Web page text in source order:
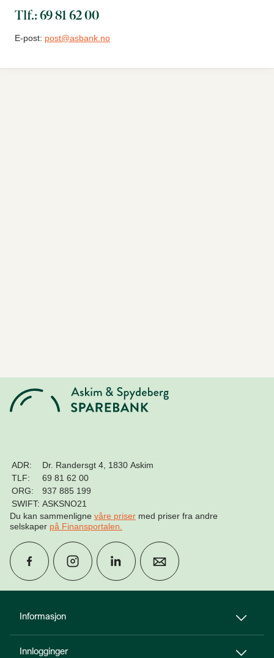
Tlf.: 69 81 62 00
E-post: post@asbank.no
Informasjon
Innlogginger
ADR:
Dr. Randersgt 4, 1830 Askim
TLF:
69 81 62 00
ORG:
937 885 199
SWIFT: ASKSNO21
Du kan sammenligne våre priser med priser fra andre
selskaper på Finansportalen